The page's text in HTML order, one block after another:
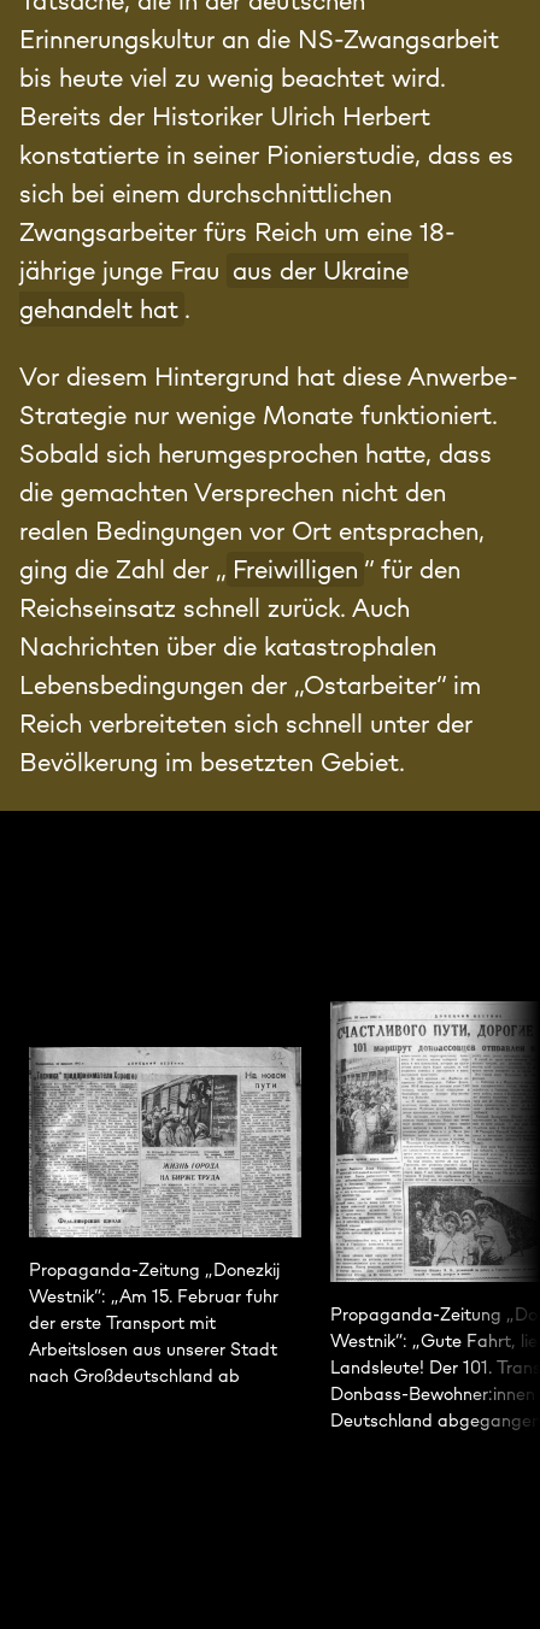
Erinnerungskultur an die NS-Zwangsarbeit
bis heute viel zu wenig beachtet wird.
Bereits der Historiker Ulrich Herbert
konstatierte in seiner Pionierstudie, dass es
sich bei einem durchschnittlichen
Zwangsarbeiter fürs Reich um eine 18-
jährige junge Frau aus der Ukraine
gehandelt hat .
Vor diesem Hintergrund hat diese Anwerbe-
Strategie nur wenige Monate funktioniert.
Sobald sich herumgesprochen hatte, dass
die gemachten Versprechen nicht den
realen Bedingungen vor Ort entsprachen,
ging die Zahl der „ Freiwilligen “ für den
Reichseinsatz schnell zurück. Auch
Nachrichten über die katastrophalen
Lebensbedingungen der „Ostarbeiter“ im
Reich verbreiteten sich schnell unter der
Bevölkerung im besetzten Gebiet.
Propaganda-Zeitung „Donezkij
Westnik“: „Am 15. Februar fuhr
der erste Transport mit
Arbeitslosen aus unserer Stadt
nach Großdeutschland ab
Propaganda-Zeitung
Westnik“: „Gute Fahrt,
Landsleute! Der 101.
Donbass-
Deutschland